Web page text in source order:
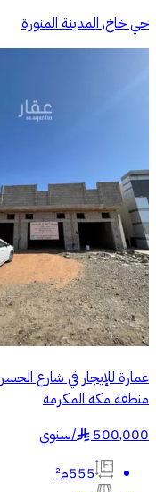
حي خاخ, المدينة المنورة
عمارة للإيجار في شارع
منطقة مكة المكرمة
500,000
§
/سنوي
555م²